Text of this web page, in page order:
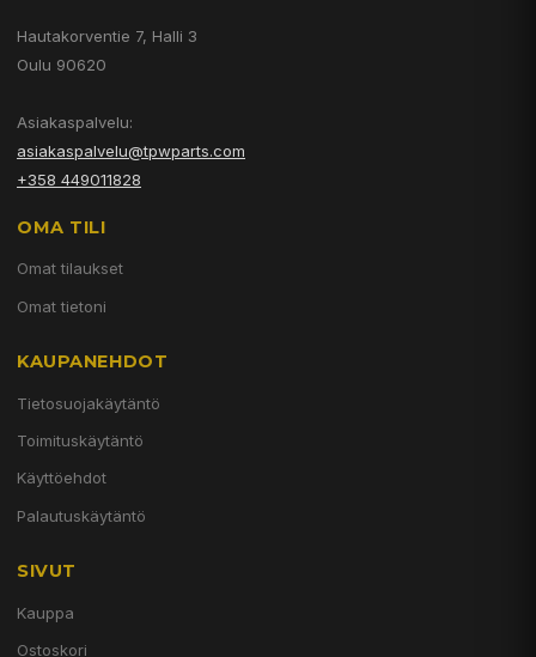
Hautakorventie 7, Halli 3
Oulu 90620
Asiakaspalvelu:
asiakaspalvelu@tpwparts.com
+358 449011828
OMA TILI
Omat tilaukset
Omat tietoni
KAUPANEHDOT
Tietosuojakäytäntö
Toimituskäytäntö
Käyttöehdot
Palautuskäytäntö
SIVUT
Kauppa
Ostoskori